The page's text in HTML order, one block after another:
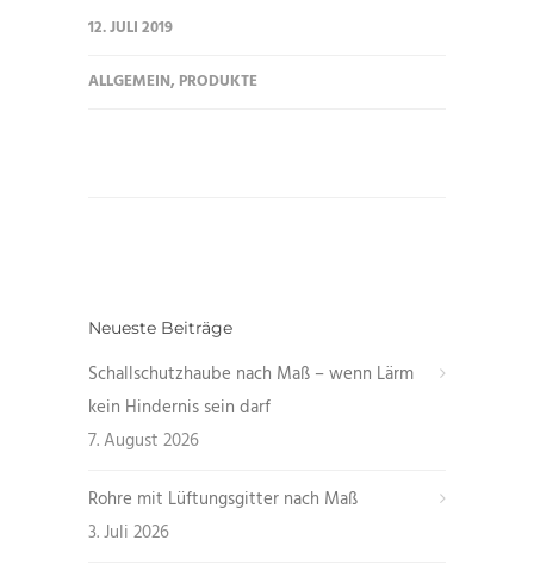
12. JULI 2019
ALLGEMEIN, PRODUKTE
Neueste Beiträge
Schallschutzhaube nach Maß – wenn Lärm
kein Hindernis sein darf
7. August 2026
Rohre mit Lüftungsgitter nach Maß
3. Juli 2026